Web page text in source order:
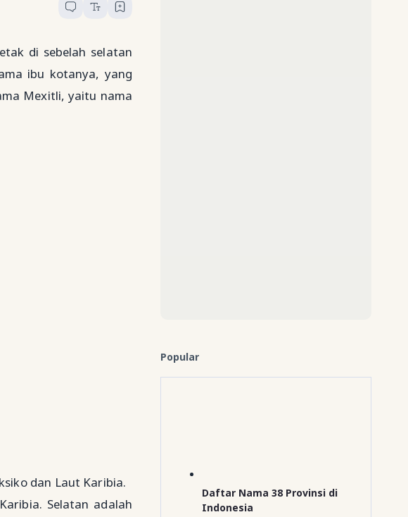
di sebelah selatan
ibu kotanya, yang
Mexitli, yaitu nama
dan Laut Karibia.
Selatan adalah
Popular
Daftar Nama 38 Provinsi di
Indonesia